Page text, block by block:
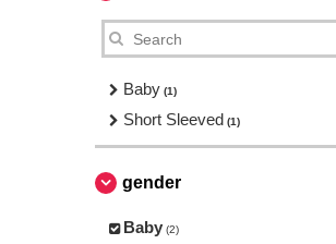
Baby (1)
Short Sleeved (1)
gender
Baby (2)